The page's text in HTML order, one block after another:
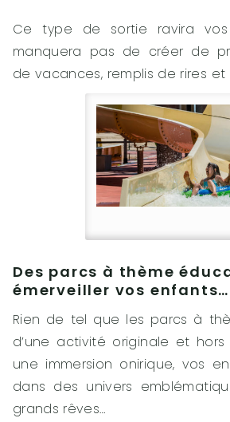
Ce type de sortie ravira
manquera pas de créer de
de vacances, remplis de rires
Des parcs à thème
émerveiller vos enfants…
Rien de tel que les parcs à
d’une activité originale et hors
une immersion onirique, vos
dans des univers
grands rêves…